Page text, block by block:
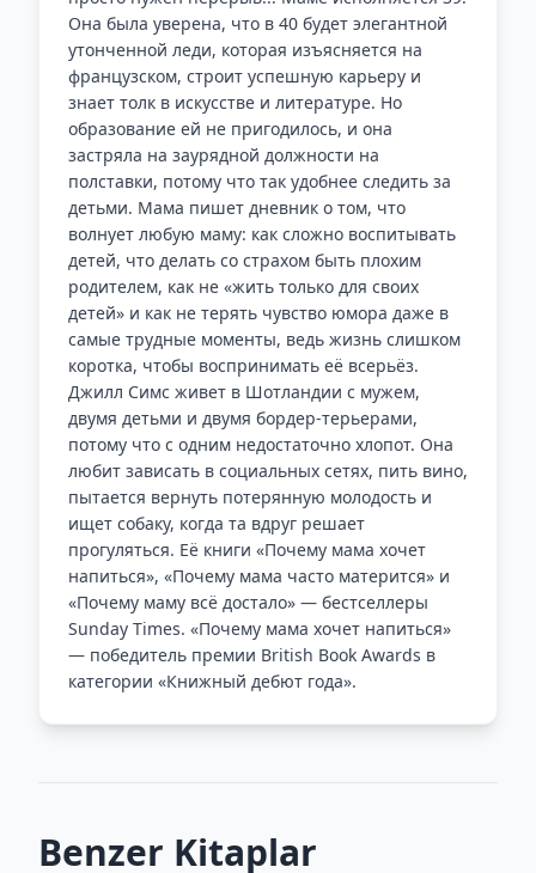
Она была уверена, что в 40 будет элегантной
утонченной леди, которая изъясняется на
французском, строит успешную карьеру и
знает толк в искусстве и литературе. Но
образование ей не пригодилось, и она
застряла на заурядной должности на
полставки, потому что так удобнее следить за
детьми. Мама пишет дневник о том, что
волнует любую маму: как сложно воспитывать
детей, что делать со страхом быть плохим
родителем, как не «жить только для своих
детей» и как не терять чувство юмора даже в
самые трудные моменты, ведь жизнь слишком
коротка, чтобы воспринимать её всерьёз.
Джилл Симс живет в Шотландии с мужем,
двумя детьми и двумя бордер-терьерами,
потому что с одним недостаточно хлопот. Она
любит зависать в социальных сетях, пить вино,
пытается вернуть потерянную молодость и
ищет собаку, когда та вдруг решает
прогуляться. Её книги «Почему мама хочет
напиться», «Почему мама часто матерится» и
«Почему маму всё достало» — бестселлеры
Sunday Times. «Почему мама хочет напиться»
— победитель премии British Book Awards в
категории «Книжный дебют года».
Benzer Kitaplar